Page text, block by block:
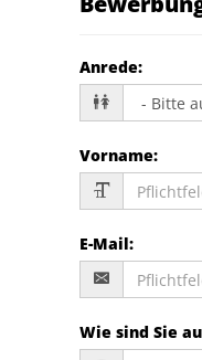
Anrede:
Vorname:
E-Mail:
Wie sind Sie